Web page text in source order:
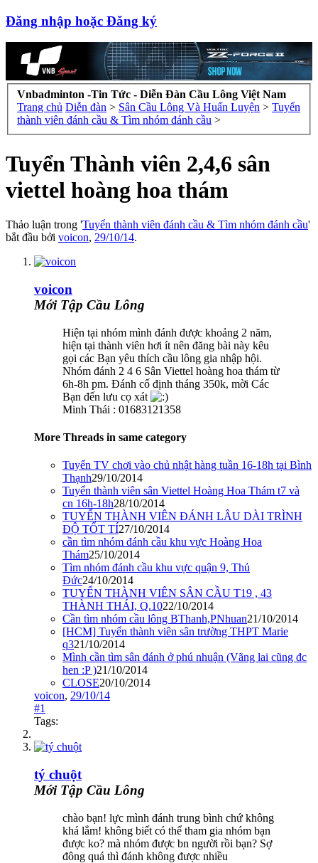
Đăng nhập hoặc Đăng ký
Vnbadminton -Tin Tức - Diễn Đàn Cầu Lông Việt Nam
Trang chủ Diễn đàn > Sân Cầu Lông Và Huấn Luyện > Tuyển
thành viên đánh cầu & Tìm nhóm đánh cầu >
Tuyển Thành viên 2,4,6 sân
viettel hoàng hoa thám
Thảo luận trong 'Tuyển thành viên đánh cầu & Tìm nhóm đánh cầu'
bắt đầu bởi voicon, 29/10/14.
voicon
Mới Tập Cầu Lông
Hiện tại nhóm mình đánh được khoảng 2 năm,
hiện tại thành viên hơi ít nên đăng bài này kêu
gọi các Bạn yêu thích cầu lông gia nhập hội.
Nhóm đánh 2 4 6 Sân Viettel hoàng hoa thám từ
6h-8h pm. Đánh cố định tháng 350k, mời Các
Bạn đến lưu cọ xát
Minh Thái : 01683121358
More Threads in same category
Tuyển TV chơi vào chủ nhật hàng tuần 16-18h tại Bình
Thạnh29/10/2014
Tuyển thành viên sân Viettel Hoàng Hoa Thám t7 và
cn 16h-18h28/10/2014
TUYỂN THÀNH VIÊN ĐÁNH LÂU DÀI TRÌNH
ĐỘ TỐT TÍ27/10/2014
cần tìm nhóm đánh cầu khu vực Hoàng Hoa
Thám25/10/2014
Tìm nhóm đánh cầu khu vực quận 9, Thủ
Đức24/10/2014
TUYỂN THÀNH VIÊN SÂN CẦU T19 , 43
THÀNH THÁI, Q.1022/10/2014
Cần tìm nhóm cầu lông BThanh,PNhuan21/10/2014
[HCM] Tuyển thành viên sân trường THPT Marie
q321/10/2014
Mình cần tìm sân đánh ở phú nhuận (Vãng lai cũng đc
hen :P )21/10/2014
CLOSE20/10/2014
voicon, 29/10/14
#1
Tags:
tý chuột
Mới Tập Cầu Lông
chào bạn! lực mình đánh trung bình chứ không
khá lắm! không biết có thể tham gia nhóm bạn
được ko? mà nhóm được bn người rồi bạn? Sợ
đông quá thì đánh không được nhiều